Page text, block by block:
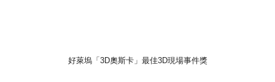
NT$1,000 atau lebih好萊塢「3D奧斯卡」最佳3D現場事件獎